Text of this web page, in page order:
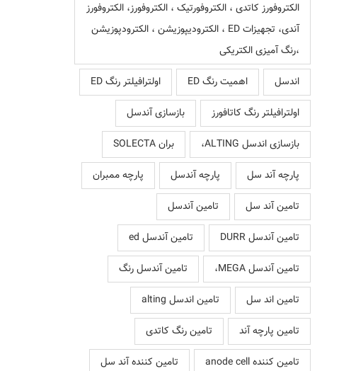
الکتروفورز کاتدی ، الکتروفورتیک ، الکتروفورز، الکتروفورز
آندی، تجهیزات ED ، الکترودیپوزیشن ، الکترودپوزیشن
،رنگ آمیزی الکتریکی
اندسل
اهمیت رنگ ED
اولترافیلتر رنگ ED
اولترافیلتر رنگ کاتافورز
بازسازی آندسل
بازسازی اندسل ALTING،
بران SOLECTA
پارچه آند سل
پارچه آندسل
پارچه ممبران
تامین آند سل
تامین آندسل
تامین آندسل DURR
تامین آندسل ed
تامین آندسل MEGA،
تامین آندسل رنگ
تامین اند سل
تامین اندسل alting
تامین پارچه آند
تامین رنگ کاتدی
تامین کننده anode cell
تامین کننده آند سل